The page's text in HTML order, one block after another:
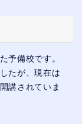
予備校です。
たが、現在は
講されていま